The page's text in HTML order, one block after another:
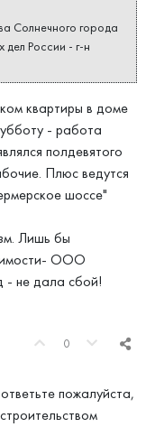
Солнечного города
России - г-н
квартиры в доме
- работа
полдевятого
Плюс ведутся
шоссе"
Лишь бы
ООО
- не дала сбой!
0
пожалуйста,